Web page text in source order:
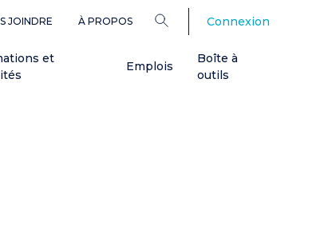
JOINDRE À PROPOS Connexion
et
Emplois
Boîte à
outils